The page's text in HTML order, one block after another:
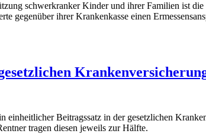
schwerkranker Kinder und ihrer Familien ist
gegenüber ihrer Krankenkasse einen
einheitlicher Beitragssatz in der gesetzlichen
tragen diesen jeweils zur Hälfte.